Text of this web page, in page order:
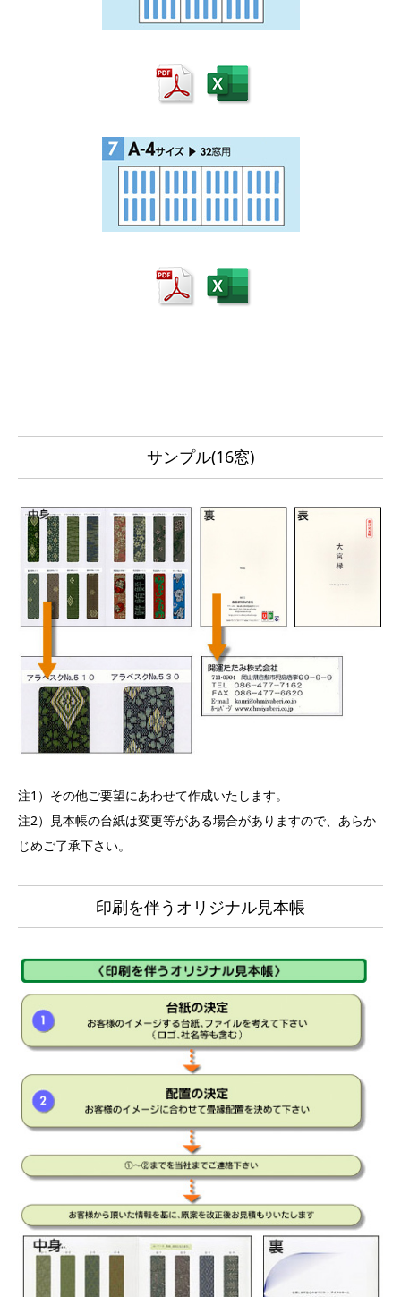
サンプル(16窓)
注1）その他ご要望にあわせて作成いたします。
注2）見本帳の台紙は変更等がある場合がありますので、あらか
じめご了承下さい。
印刷を伴うオリジナル見本帳